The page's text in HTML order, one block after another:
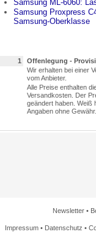
Samsung ML-6060:
Samsung Proxpress
Samsung-Oberklasse
1
Offenlegung -
Wir erhalten bei einer
vom Anbieter.
Alle Preise enthalten
Versandkosten. Der
geändert haben. Weiß
Angaben ohne Gewähr.
Newsletter•
Impressum• Datenschutz •